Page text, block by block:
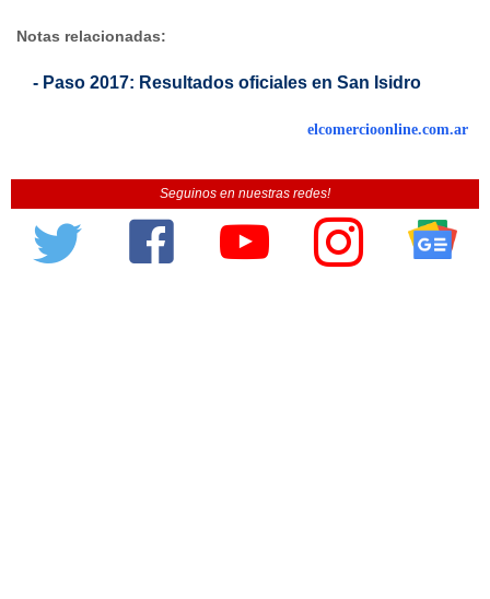
Notas relacionadas:
- Paso 2017: Resultados oficiales en San Isidro
elcomercioonline.com.ar
Seguinos en nuestras redes!